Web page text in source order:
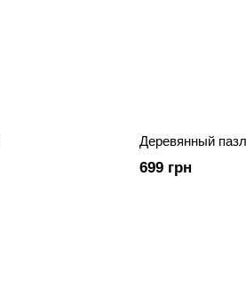
Деревянный
699 грн